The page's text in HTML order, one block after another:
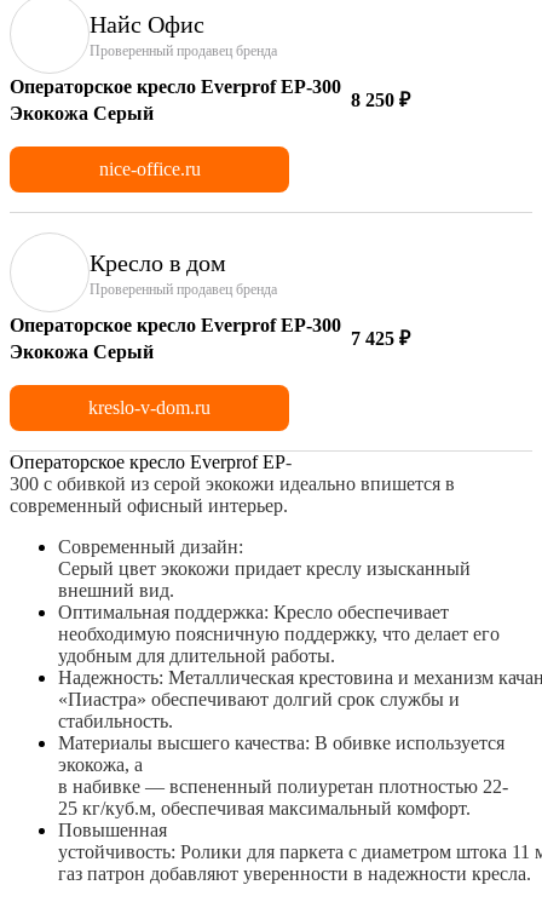
Найс Офис
Проверенный продавец бренда
Операторское кресло Everprof EP-300
Экокожа Серый
8 250 ₽
nice-office.ru
Кресло в дом
Проверенный продавец бренда
Операторское кресло Everprof EP-300
Экокожа Серый
7 425 ₽
kreslo-v-dom.ru
Операторское кресло Everprof EP-
300 с обивкой из серой экокожи идеально впишется в
современный офисный интерьер.
Современный дизайн:
Серый цвет экокожи придает креслу изысканный
внешний вид.
Оптимальная поддержка: Кресло обеспечивает
необходимую поясничную поддержку, что делает его
удобным для длительной работы.
Надежность: Металлическая крестовина и механизм
«Пиастра» обеспечивают долгий срок службы и
стабильность.
Материалы высшего качества: В обивке используется
экокожа, а
в набивке — вспененный полиуретан плотностью 22-
25 кг/куб.м, обеспечивая максимальный комфорт.
Повышенная
устойчивость: Ролики для паркета с диаметром штока 11
газ патрон добавляют уверенности в надежности кресла.